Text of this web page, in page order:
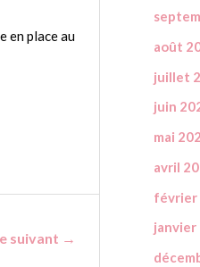
en place au
suivant →
août
juillet
juin
mai
avril
février
janvier